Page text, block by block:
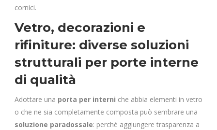
cornici.
Vetro, decorazioni e
rifiniture: diverse soluzioni
strutturali per porte interne
di qualità
Adottare una porta per interni che abbia elementi in vetro
o che ne sia completamente composta può sembrare una
soluzione paradossale: perché aggiungere trasparenza a